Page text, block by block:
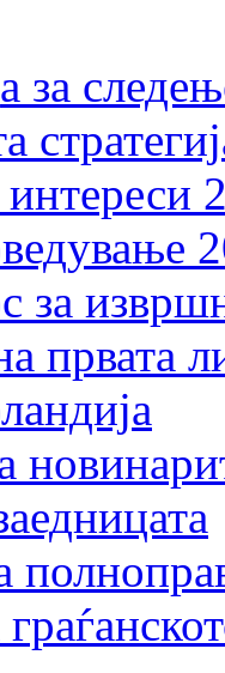
за
за
првата